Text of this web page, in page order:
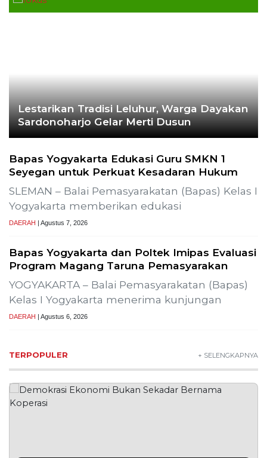
Lestarikan Tradisi Leluhur, Warga Dayakan
Sardonoharjo Gelar Merti Dusun
Bapas Yogyakarta Edukasi Guru SMKN 1
Seyegan untuk Perkuat Kesadaran Hukum
SLEMAN – Balai Pemasyarakatan (Bapas) Kelas I
Yogyakarta memberikan edukasi
DAERAH | Agustus 7, 2026
Bapas Yogyakarta dan Poltek Imipas Evaluasi
Program Magang Taruna Pemasyarakan
YOGYAKARTA – Balai Pemasyarakatan (Bapas)
Kelas I Yogyakarta menerima kunjungan
DAERAH | Agustus 6, 2026
TERPOPULER + SELENGKAPNYA